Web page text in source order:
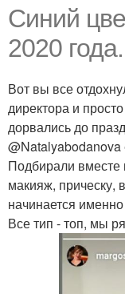
Синий
2020 года.
Вот вы все
директора и
дорвались до
@Natalyabodanova
Подбирали вместе
макияж, прическу,
начинается
Все тип - топ, мы